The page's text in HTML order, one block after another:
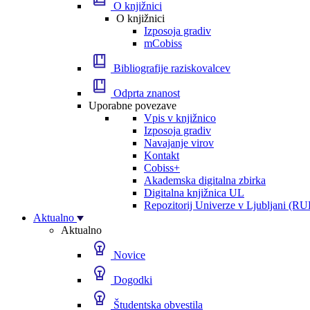
O knjižnici
O knjižnici
Izposoja gradiv
mCobiss
Bibliografije raziskovalcev
Odprta znanost
Uporabne povezave
Vpis v knjižnico
Izposoja gradiv
Navajanje virov
Kontakt
Cobiss+
Akademska digitalna zbirka
Digitalna knjižnica UL
Repozitorij Univerze v Ljubljani
Aktualno
Aktualno
Novice
Dogodki
Študentska obvestila